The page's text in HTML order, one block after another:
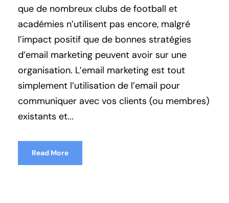
que de nombreux clubs de football et
académies n’utilisent pas encore, malgré
l’impact positif que de bonnes stratégies
d’email marketing peuvent avoir sur une
organisation. L’email marketing est tout
simplement l’utilisation de l’email pour
communiquer avec vos clients (ou membres)
existants et...
Read More